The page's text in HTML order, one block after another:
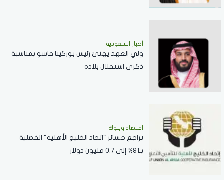
أخبار السعودية
ولي العهد يهنئ رئيس بوركينا فاسو بمناسبة
ذكرى استقلال بلاده
اقتصاد وبنوك
تراجع خسائر "اتحاد الخليج الأهلية" الفصلية
بـ91% إلى 0.7 مليون دولار